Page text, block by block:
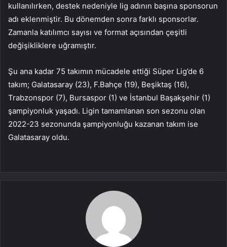
kullanılırken, destek nedeniyle lig adının başına sponsorun
adı eklenmiştir. Bu dönemden sonra farklı sponsorlar.
Zamanla katılımcı sayısı ve format açısından çeşitli
değişikliklere uğramıştır.
Şu ana kadar 75 takımın mücadele ettiği Süper Lig’de 6
takım; Galatasaray (23), F.Bahçe (19), Beşiktaş (16),
Trabzonspor (7), Bursaspor (1) ve İstanbul Başakşehir (1)
şampiyonluk yaşadı. Ligin tamamlanan son sezonu olan
2022-23 sezonunda şampiyonluğu kazanan takım ise
Galatasaray oldu.